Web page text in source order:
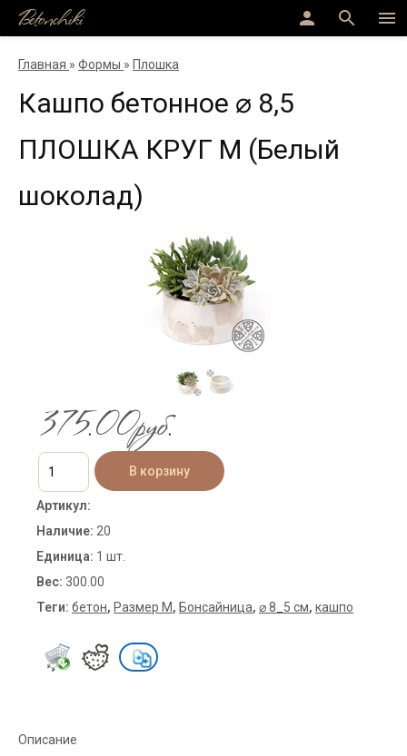
menu
search
person
Betonchiki
Главная » Формы » Плошка
Кашпо бетонное ⌀ 8,5
ПЛОШКА КРУГ M (Белый
шоколад)
375.00руб.
Артикул:
Наличие: 20
Единица: 1 шт.
Вес: 300.00
Теги: бетон, Размер M, Бонсайница, ⌀ 8_5 см, кашпо
Описание